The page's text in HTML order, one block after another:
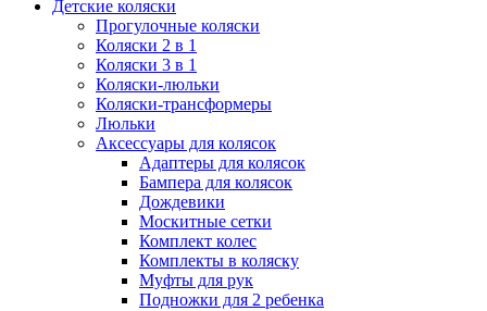
Детские коляски
Прогулочные коляски
Коляски 2 в 1
Коляски 3 в 1
Коляски-люльки
Коляски-трансформеры
Люльки
Аксессуары для колясок
Адаптеры для колясок
Бампера для колясок
Дождевики
Москитные сетки
Комплект колес
Комплекты в коляску
Муфты для рук
Подножки для 2 ребенка